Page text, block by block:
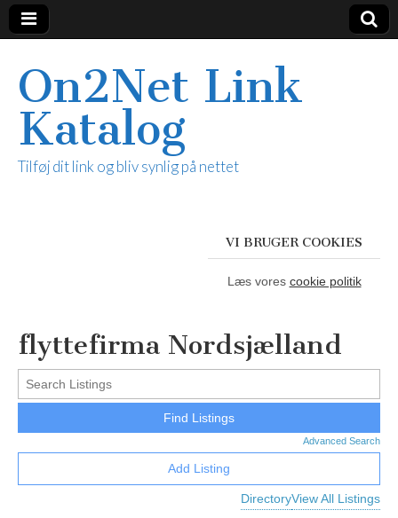
On2Net Link
Katalog
Tilføj dit link og bliv synlig på nettet
VI BRUGER COOKIES
Læs vores cookie politik
flyttefirma Nordsjælland
Advanced Search
DirectoryView All Listings
Add Listing